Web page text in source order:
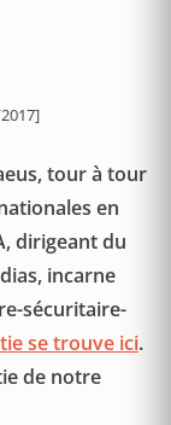
tour à tour
en
dirigeant du
incarne
sécuritaire-
se trouve ici.
de notre